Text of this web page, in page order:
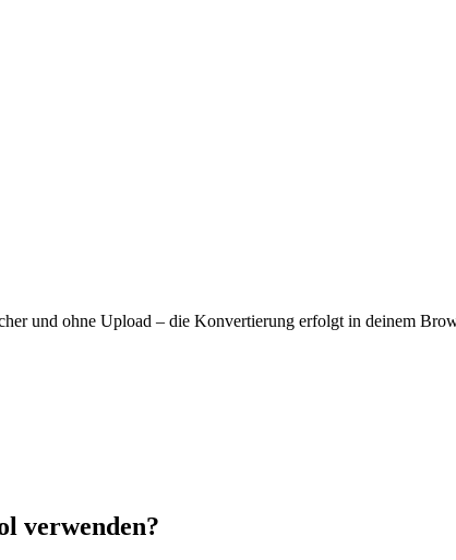
und ohne Upload – die Konvertierung erfolgt in deinem
verwenden?